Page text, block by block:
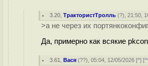
3.20 ,ТрактористТролль (?), 21:50,
>а не через их
Да, примерно как всякие
3.61 ,Вася (??), 05:04, 12/05/2026 [^] [